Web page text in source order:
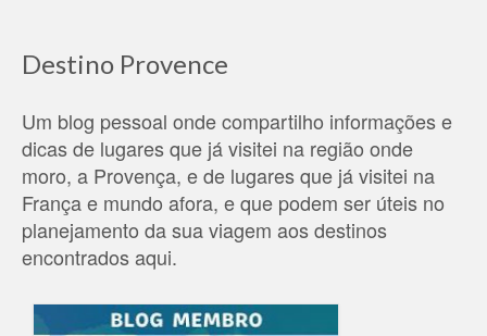
Destino Provence
Um blog pessoal onde compartilho informações e
dicas de lugares que já visitei na região onde
moro, a Provença, e de lugares que já visitei na
França e mundo afora, e que podem ser úteis no
planejamento da sua viagem aos destinos
encontrados aqui.